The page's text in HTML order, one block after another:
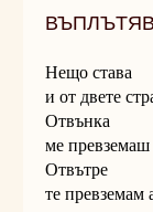
Нещо става
и от двете
Отвънка
ме
Отвътре
те превземам